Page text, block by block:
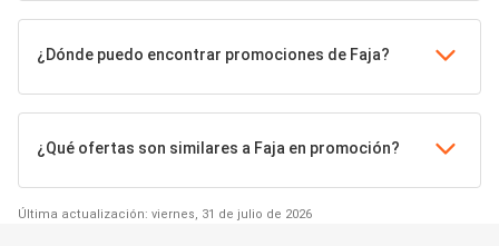
¿Dónde puedo encontrar promociones de Faja?
¿Qué ofertas son similares a Faja en promoción?
Última actualización: viernes, 31 de julio de 2026